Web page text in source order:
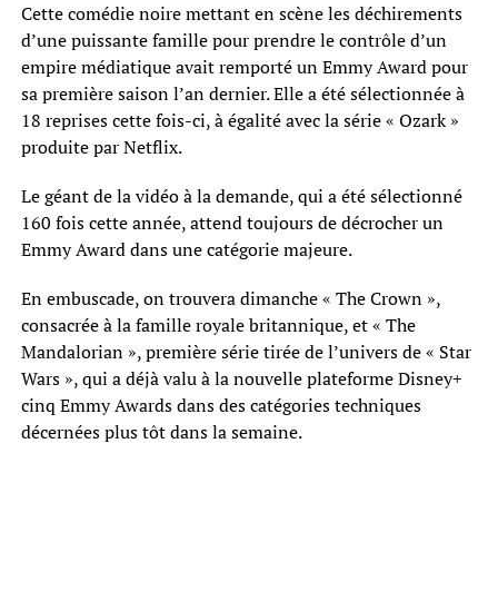
Cette comédie noire mettant en scène les déchirements
d’une puissante famille pour prendre le contrôle d’un
empire médiatique avait remporté un Emmy Award pour
sa première saison l’an dernier. Elle a été sélectionnée à
18 reprises cette fois-ci, à égalité avec la série « Ozark »
produite par Netflix.
Le géant de la vidéo à la demande, qui a été sélectionné
160 fois cette année, attend toujours de décrocher un
Emmy Award dans une catégorie majeure.
En embuscade, on trouvera dimanche « The Crown »,
consacrée à la famille royale britannique, et « The
Mandalorian », première série tirée de l’univers de « Star
Wars », qui a déjà valu à la nouvelle plateforme Disney+
cinq Emmy Awards dans des catégories techniques
décernées plus tôt dans la semaine.